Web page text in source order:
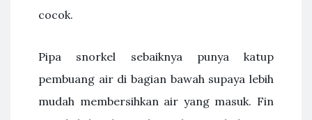
cocok.
Pipa snorkel sebaiknya punya katup
pembuang air di bagian bawah supaya lebih
mudah membersihkan air yang masuk. Fin